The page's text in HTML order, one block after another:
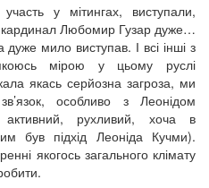
у мітингах, виступали,
кардинал Любомир Гузар дуже…
мило виступав. І всі інші з
якоюсь мірою у цьому руслі
якась серйозна загроза, ми
особливо з Леонідом
рухливий, хоча в
був підхід Леоніда Кучми).
якогось загального клімату